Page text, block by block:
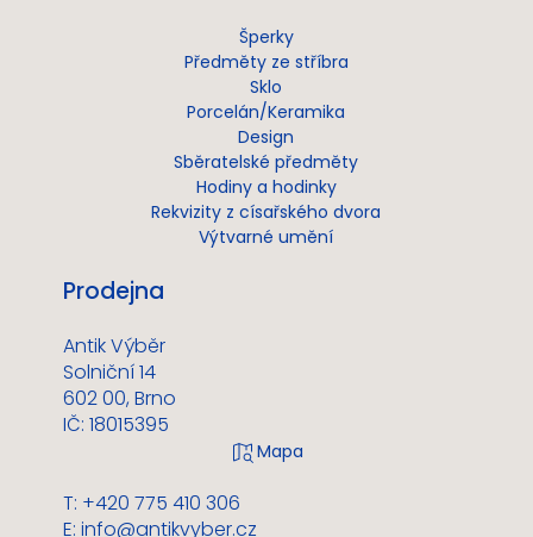
Šperky
Předměty ze stříbra
Sklo
Porcelán/Keramika
Design
Sběratelské předměty
Hodiny a hodinky
Rekvizity z císařského dvora
Výtvarné umění
Prodejna
Antik Výběr
Solniční 14
602 00, Brno
IČ: 18015395
T: +420 775 410 306
E: info@antikvyber.cz